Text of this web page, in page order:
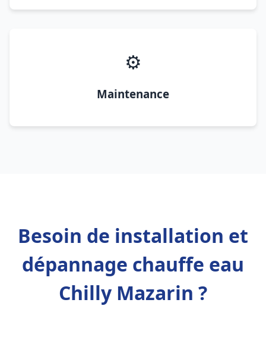
⚙️
Maintenance
Besoin de installation et
dépannage chauffe eau
Chilly Mazarin ?